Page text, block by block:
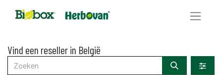
Vind een resellerin België